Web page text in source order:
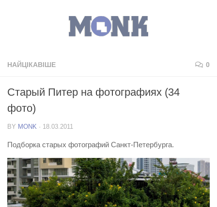
НАЙЦІКАВІШЕ 0
Старый Питер на фотографиях (34
фото)
BY MONK · 18.03.2011
Подборка старых фотографий Санкт-Петербурга.